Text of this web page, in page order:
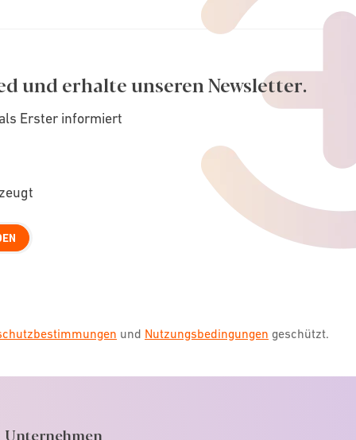
und erhalte unseren Newsletter.
Erster informiert
und Nutzungsbedingungen geschützt.
Unternehmen